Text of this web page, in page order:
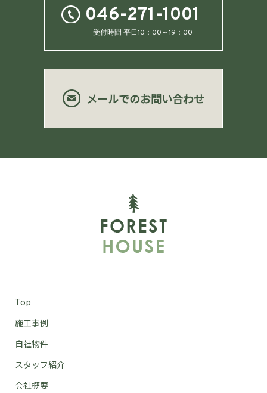
046-271-1001
受付時間 平日10：00～19：00
メールでのお問い合わせ
Top
施工事例
自社物件
スタッフ紹介
会社概要